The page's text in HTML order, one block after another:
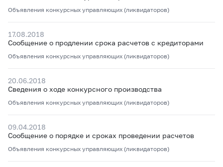
Объявления конкурсных управляющих (ликвидаторов)
17.08.2018
Сообщение о продлении срока расчетов с кредиторами
Объявления конкурсных управляющих (ликвидаторов)
20.06.2018
Сведения о ходе конкурсного производства
Объявления конкурсных управляющих (ликвидаторов)
09.04.2018
Сообщение о порядке и сроках проведении расчетов
Объявления конкурсных управляющих (ликвидаторов)